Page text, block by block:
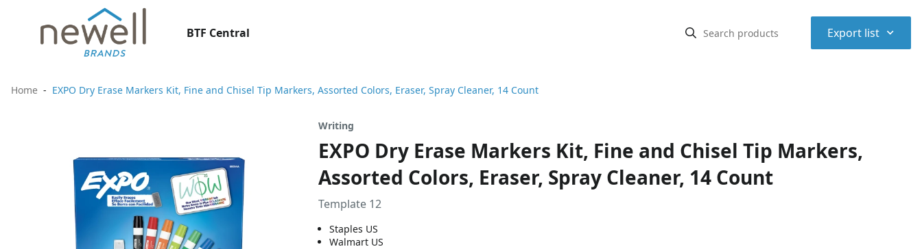
BTF Central Export list ⌃
Home EXPO Dry Erase Markers Kit, Fine and Chisel Tip Markers, Assorted Colors, Eraser, Spray Cleaner, 14 Count
Writing
EXPO Dry Erase Markers Kit, Fine and Chisel Tip Markers,
Assorted Colors, Eraser, Spray Cleaner, 14 Count
Template 12
Staples US
Walmart US